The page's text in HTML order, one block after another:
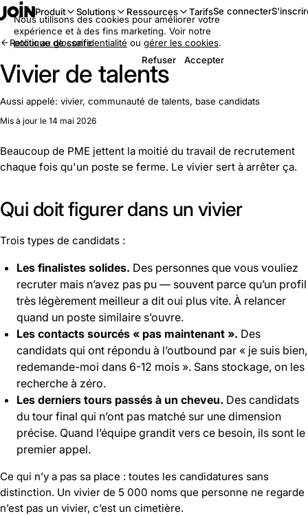
Produit Solutions Ressources TarifsSe connecter
Retour au glossaire
Vivier de talents
Aussi appelé: vivier, communauté de talents, base candidats
Mis à jour le 14 mai 2026
Beaucoup de PME jettent la moitié du travail de recrutement
chaque fois qu'un poste se ferme. Le vivier sert à arrêter ça.
Qui doit figurer dans un vivier
Trois types de candidats :
Les finalistes solides. Des personnes que vous vouliez
recruter mais n’avez pas pu — souvent parce qu’un profil
très légèrement meilleur a dit oui plus vite. À relancer
quand un poste similaire s’ouvre.
Les contacts sourcés « pas maintenant ». Des
candidats qui ont répondu à l’outbound par « je suis bien,
redemande-moi dans 6-12 mois ». Sans stockage, on les
recherche à zéro.
Les derniers tours passés à un cheveu. Des candidats
du tour final qui n’ont pas matché sur une dimension
précise. Quand l’équipe grandit vers ce besoin, ils sont le
premier appel.
Ce qui n’y a pas sa place : toutes les candidatures sans
distinction. Un vivier de 5 000 noms que personne ne regarde
n’est pas un vivier, c’est un cimetière.
Nous utilisons des cookies pour améliorer votre
expérience et à des fins marketing. Voir notre
politique de confidentialité ou gérer les cookies.
Refuser
Accepter